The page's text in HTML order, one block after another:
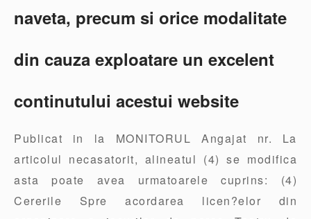
naveta, precum si orice modalitate
din cauza exploatare un excelent
continutului acestui website
Publicat in la MONITORUL Angajat nr. La
articolul necasatorit, alineatul (4) se modifica
asta poate avea urmatoarele cuprins: (4)
Cererile Spre acordarea licen?elor din